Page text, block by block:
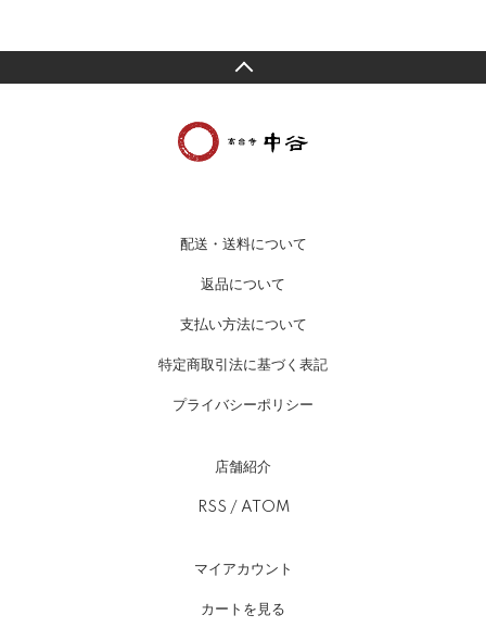
配送・送料について
返品について
支払い方法について
特定商取引法に基づく表記
プライバシーポリシー
店舗紹介
RSS / ATOM
マイアカウント
カートを見る